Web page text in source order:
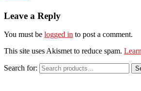
Leave a Reply
You must be logged in to post a comment.
This site uses Akismet to reduce spam.
Search for: